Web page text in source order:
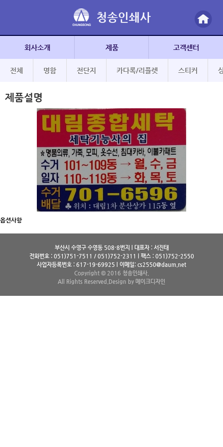
회사소개 제품 고객센터
전체 명함 전단지 카다록/리플렛 스티커
제품설명
옵션사항
부산시 수영구 수영동 508-8번지 l 대표자 : 서진태
전화번호 : 051)751-7511 / 051)752-2311 l 팩스 : 051)752-2550
사업자등록번호 : 617-19-69925 l 이메일: cs2550@daum.net
Copyright © 2016 청송인쇄사.
All Rights Reserved. Design by 메이크디자인